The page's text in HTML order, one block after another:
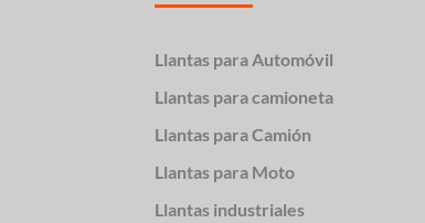
Llantas para Automóvil
Llantas para camioneta
Llantas para Camión
Llantas para Moto
Llantas industriales